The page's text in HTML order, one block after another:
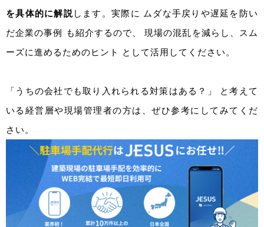
を具体的に解説 します。実際に ムダな手戻りや遅延を防い
だ企業の事例 も紹介するので、 現場の混乱を減らし、スム
ーズに進めるためのヒント として活用してください。
「うちの会社でも取り入れられる対策はある？」 と考えて
いる経営層や現場管理者の方は、ぜひ参考にしてみてくだ
さい。